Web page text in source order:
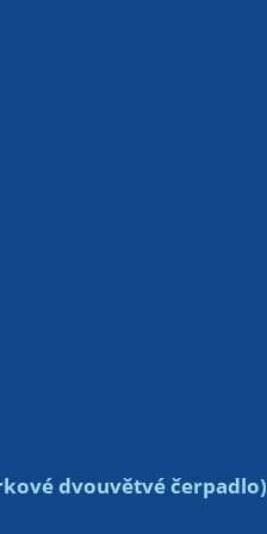
dvouvětvé čerpadlo)